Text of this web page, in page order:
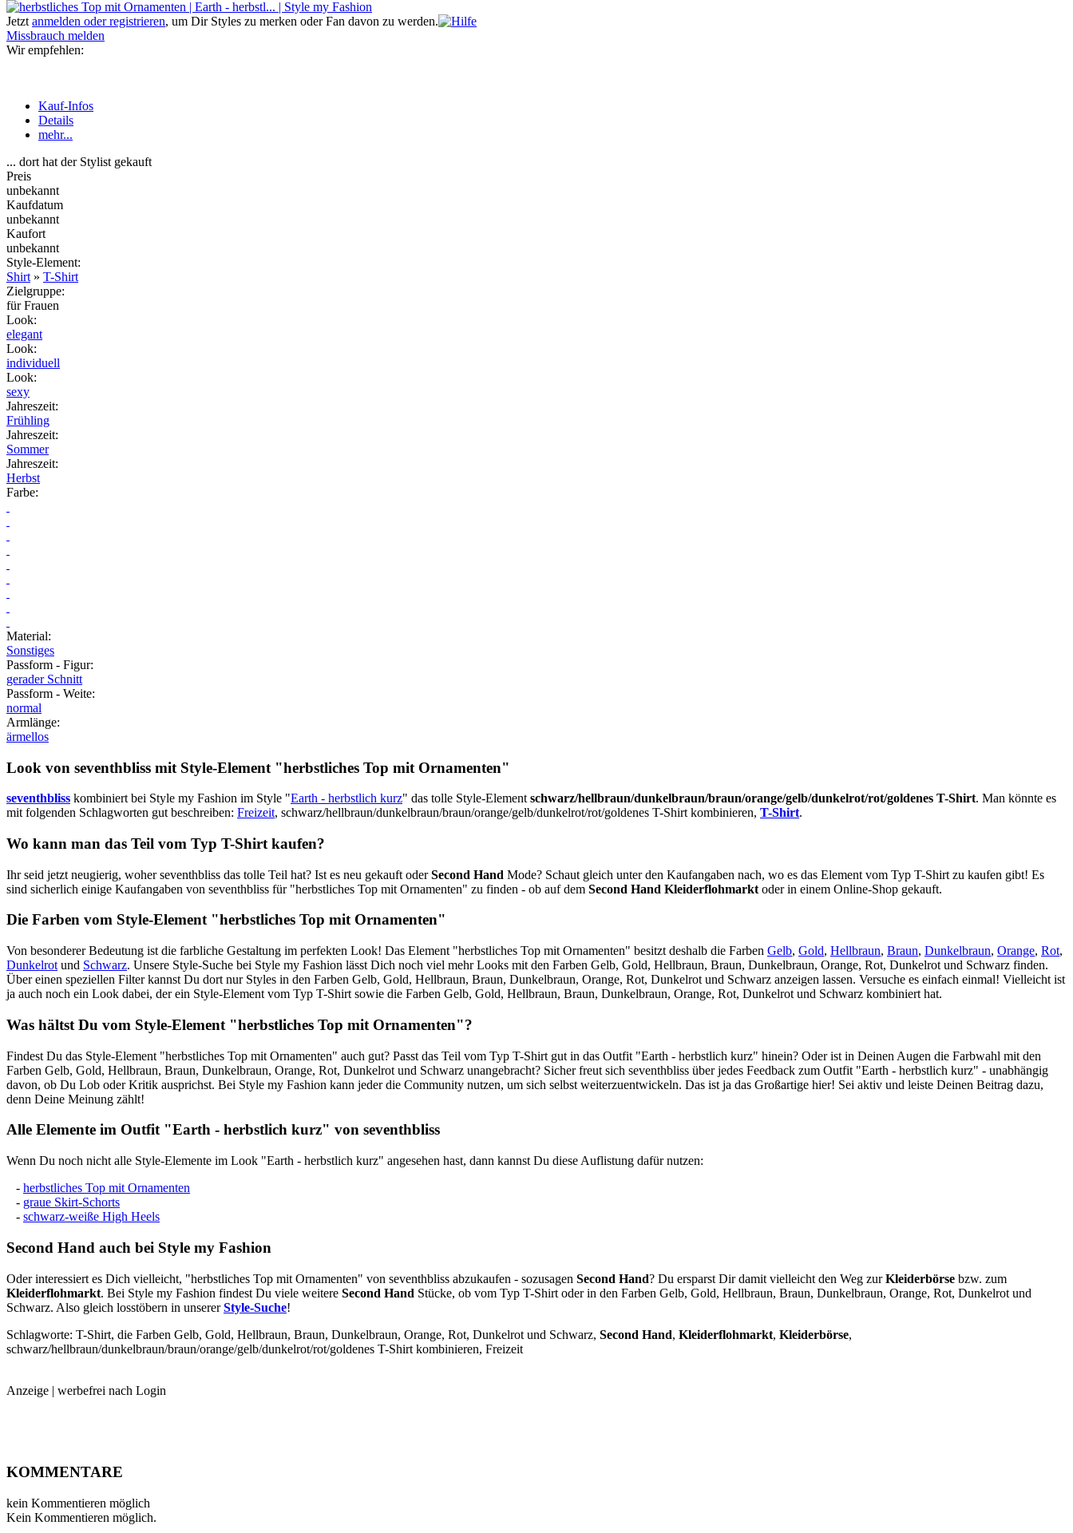
Jetzt anmelden oder registrieren, um Dir Styles zu merken oder Fan davon zu werden.
Missbrauch melden
Wir empfehlen:
Kauf-Infos
Details
mehr...
... dort hat der Stylist gekauft
Preis
unbekannt
Kaufdatum
unbekannt
Kaufort
unbekannt
Style-Element:
Shirt » T-Shirt
Zielgruppe:
für Frauen
Look:
elegant
Look:
individuell
Look:
sexy
Jahreszeit:
Frühling
Jahreszeit:
Sommer
Jahreszeit:
Herbst
Farbe:
Material:
Sonstiges
Passform - Figur:
gerader Schnitt
Passform - Weite:
normal
Armlänge:
ärmellos
Look von seventhbliss mit Style-Element "herbstliches Top mit Ornamenten"
seventhbliss kombiniert bei Style my Fashion im Style "Earth - herbstlich kurz" das tolle Style-Element schwarz/hellbraun/dunkelbraun/braun/orange/gelb/dunkelrot/rot/goldenes T-Shirt. Man könnte es
mit folgenden Schlagworten gut beschreiben: Freizeit, schwarz/hellbraun/dunkelbraun/braun/orange/gelb/dunkelrot/rot/goldenes T-Shirt kombinieren, T-Shirt.
Wo kann man das Teil vom Typ T-Shirt kaufen?
Ihr seid jetzt neugierig, woher seventhbliss das tolle Teil hat? Ist es neu gekauft oderSecond Hand Mode? Schaut gleich unter den Kaufangaben nach, wo es das Element vom Typ T-Shirt zu kaufen gibt! Es
sind sicherlich einige Kaufangaben von seventhbliss für "herbstliches Top mit Ornamenten" zu finden - ob auf dem Second Hand Kleiderflohmarkt oder in einem Online-Shop gekauft.
Die Farben vom Style-Element "herbstliches Top mit Ornamenten"
Von besonderer Bedeutung ist die farbliche Gestaltung im perfekten Look! Das Element "herbstliches Top mit Ornamenten" besitzt deshalb die Farben Gelb, Gold, Hellbraun, Braun, Dunkelbraun, Orange, Rot,
Dunkelrot und Schwarz. Unsere Style-Suche bei Style my Fashion lässt Dich noch viel mehr Looks mit den Farben Gelb, Gold, Hellbraun, Braun, Dunkelbraun, Orange, Rot, Dunkelrot und Schwarz finden.
Über einen speziellen Filter kannst Du dort nur Styles in den Farben Gelb, Gold, Hellbraun, Braun, Dunkelbraun, Orange, Rot, Dunkelrot und Schwarz anzeigen lassen. Versuche es einfach einmal! Vielleicht ist
ja auch noch ein Look dabei, der ein Style-Element vom Typ T-Shirt sowie die Farben Gelb, Gold, Hellbraun, Braun, Dunkelbraun, Orange, Rot, Dunkelrot und Schwarz kombiniert hat.
Was hältst Du vom Style-Element "herbstliches Top mit Ornamenten"?
Findest Du das Style-Element "herbstliches Top mit Ornamenten" auch gut? Passt das Teil vom Typ T-Shirt gut in das Outfit "Earth - herbstlich kurz" hinein? Oder ist in Deinen Augen die Farbwahl mit den
Farben Gelb, Gold, Hellbraun, Braun, Dunkelbraun, Orange, Rot, Dunkelrot und Schwarz unangebracht? Sicher freut sich seventhbliss über jedes Feedback zum Outfit "Earth - herbstlich kurz" - unabhängig
davon, ob Du Lob oder Kritik ausprichst. Bei Style my Fashion kann jeder die Community nutzen, um sich selbst weiterzuentwickeln. Das ist ja das Großartige hier! Sei aktiv und leiste Deinen Beitrag dazu,
denn Deine Meinung zählt!
Alle Elemente im Outfit "Earth - herbstlich kurz" von seventhbliss
Wenn Du noch nicht alle Style-Elemente im Look "Earth - herbstlich kurz" angesehen hast, dann kannst Du diese Auflistung dafür nutzen:
- herbstliches Top mit Ornamenten
- graue Skirt-Schorts
- schwarz-weiße High Heels
Second Hand auch bei Style my Fashion
Oder interessiert es Dich vielleicht, "herbstliches Top mit Ornamenten" von seventhbliss abzukaufen - sozusagen Second Hand? Du ersparst Dir damit vielleicht den Weg zurKleiderbörse bzw. zum
Kleiderflohmarkt. Bei Style my Fashion findest Du viele weitere Second Hand Stücke, ob vom Typ T-Shirt oder in den Farben Gelb, Gold, Hellbraun, Braun, Dunkelbraun, Orange, Rot, Dunkelrot und
Schwarz. Also gleich losstöbern in unsererStyle-Suche!
Schlagworte: T-Shirt, die Farben Gelb, Gold, Hellbraun, Braun, Dunkelbraun, Orange, Rot, Dunkelrot und Schwarz, Second Hand, Kleiderflohmarkt, Kleiderbörse,
schwarz/hellbraun/dunkelbraun/braun/orange/gelb/dunkelrot/rot/goldenes T-Shirt kombinieren, Freizeit
Anzeige | werbefrei nach Login
KOMMENTARE
kein Kommentieren möglich
Kein Kommentieren möglich.